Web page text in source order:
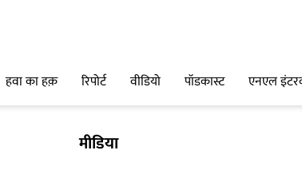
हवा का हक़ रिपोर्ट वीडियो पॉडकास्ट एनएल
मीडिया